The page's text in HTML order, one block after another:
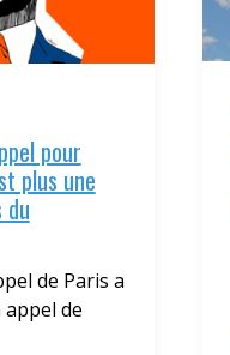
pour
plus une
du
de Paris a
de